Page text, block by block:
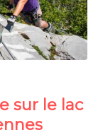
sur le lac